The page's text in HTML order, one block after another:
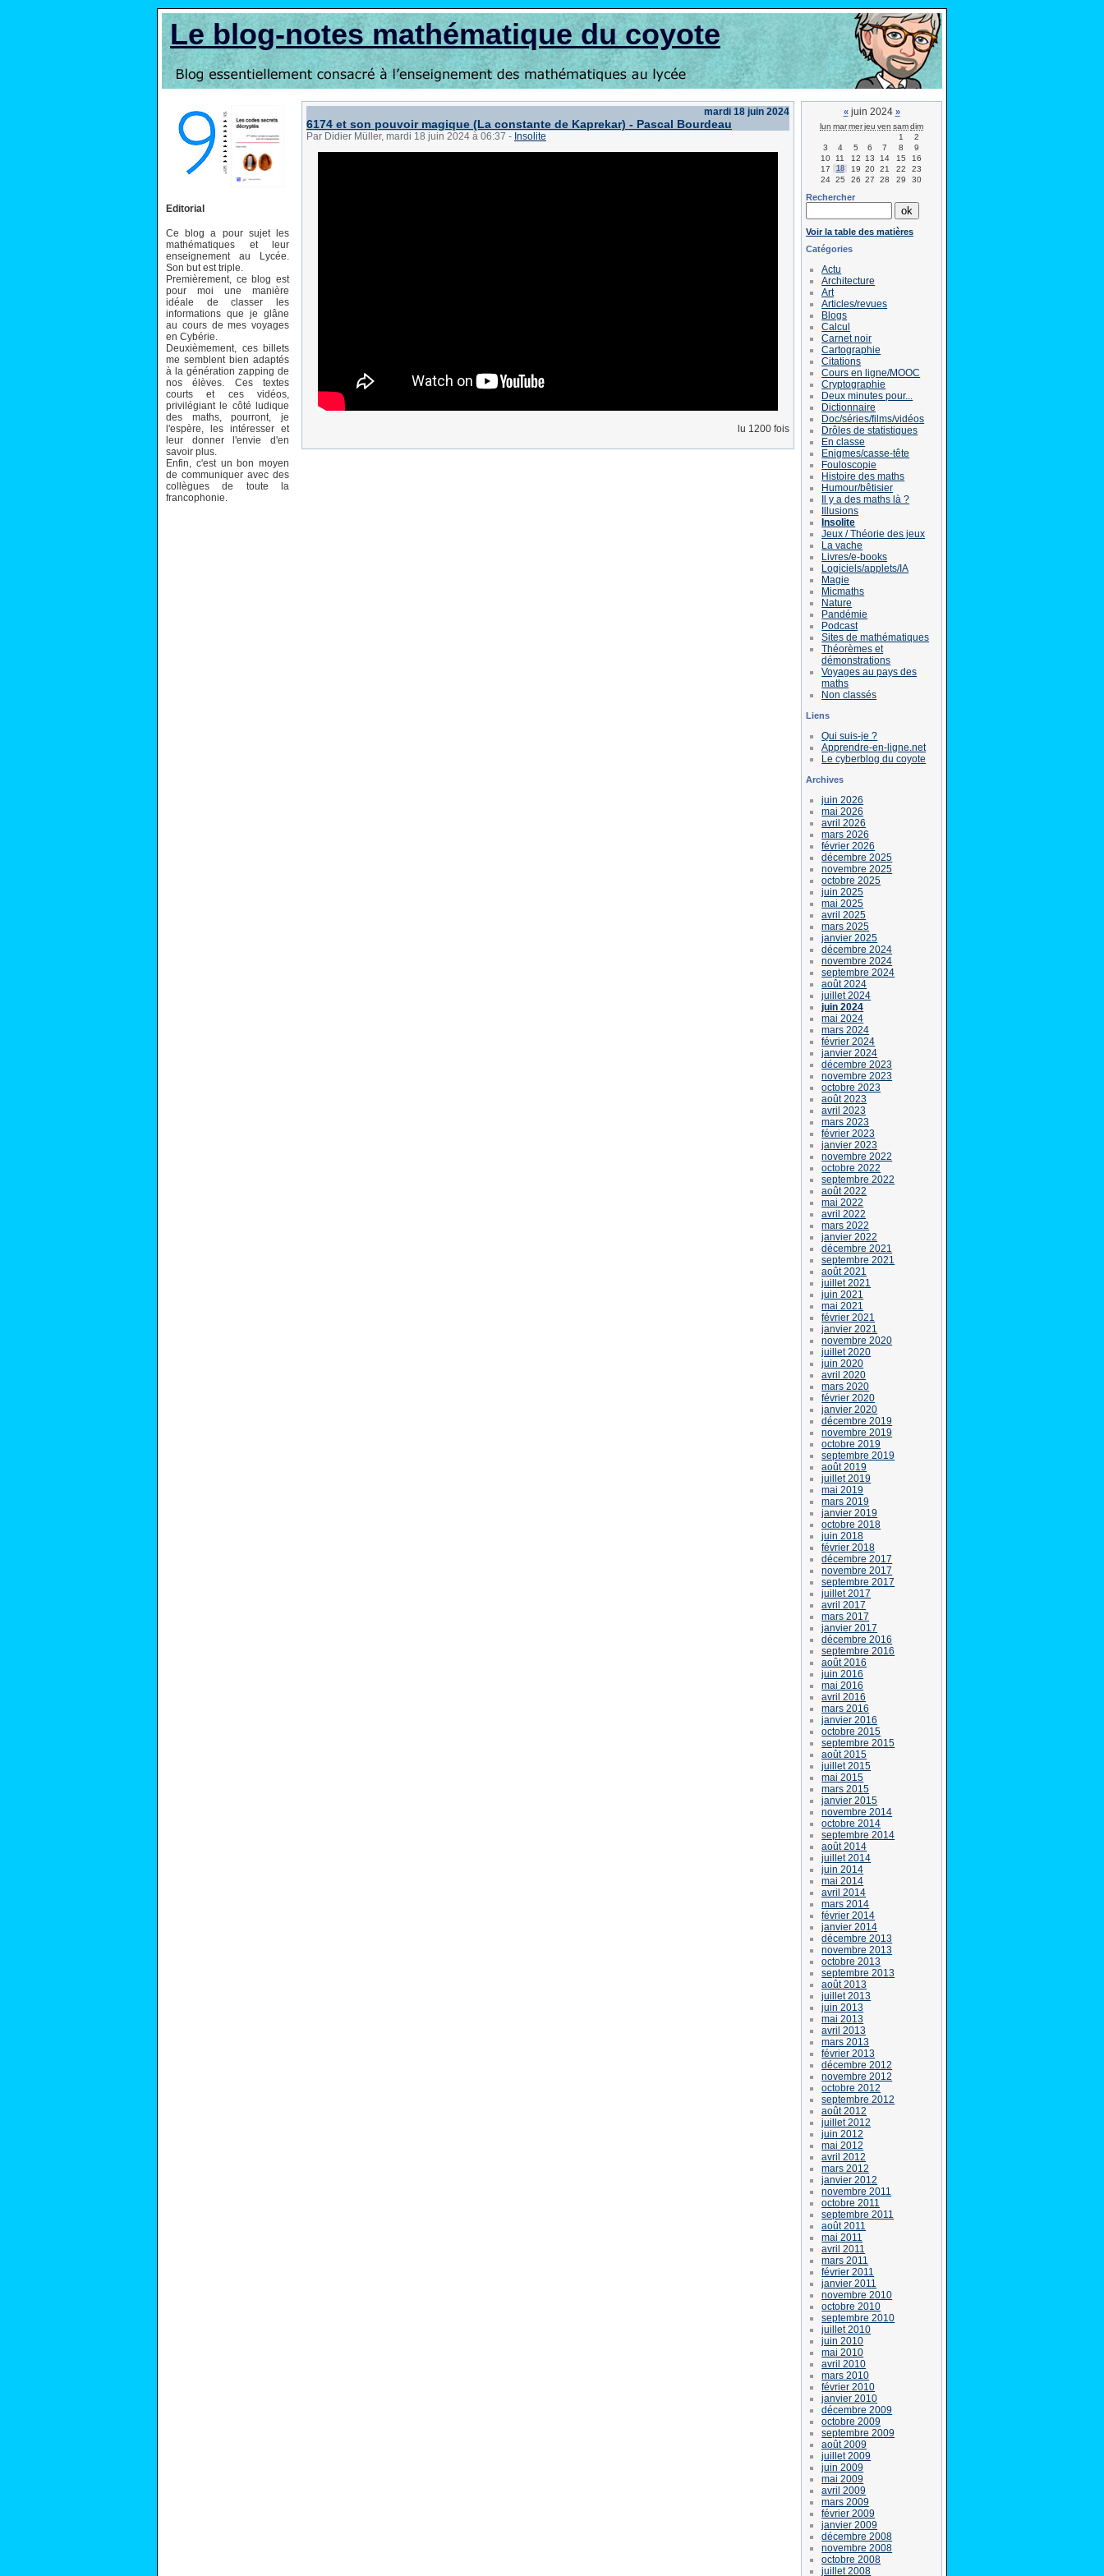
Le blog-notes mathématique du coyote
Editorial
Ce blog a pour sujet les
mathématiques et leur
enseignement au Lycée.
Son but est triple.
Premièrement, ce blog est
pour moi une manière
idéale de classer les
informations que je glâne
au cours de mes voyages
en Cybérie.
Deuxièmement, ces billets
me semblent bien adaptés
à la génération zapping de
nos élèves. Ces textes
courts et ces vidéos,
privilégiant le côté ludique
des maths, pourront, je
l'espère, les intéresser et
leur donner l'envie d'en
savoir plus.
Enfin, c'est un bon moyen
de communiquer avec des
collègues de toute la
francophonie.
mardi 18 juin 2024
6174 et son pouvoir magique (La constante de Kaprekar) - Pascal Bourdeau
Par Didier Müller, mardi 18 juin 2024 à 06:37 - Insolite
lu 1200 fois
«juin 2024 »
lun marmerjeu ven samdim
1
2
3
4 5 6 7 8
9
10
11 12 13 14 15
16
17
18 19 20 21 22
23
24 25 26 27 28 29 30
Rechercher
Voir la table des matières
Catégories
Actu
Architecture
Art
Articles/revues
Blogs
Calcul
Carnet noir
Cartographie
Citations
Cours en ligne/MOOC
Cryptographie
Deux minutes pour...
Dictionnaire
Doc/séries/films/vidéos
Drôles de statistiques
En classe
Enigmes/casse-tête
Fouloscopie
Histoire des maths
Humour/bêtisier
Il y a des maths là ?
Illusions
Insolite
Jeux / Théorie des jeux
La vache
Livres/e-books
Logiciels/applets/IA
Magie
Micmaths
Nature
Pandémie
Podcast
Sites de mathématiques
Théorèmes et
démonstrations
Voyages au pays des
maths
Non classés
Liens
Qui suis-je ?
Apprendre-en-ligne.net
Le cyberblog du coyote
Archives
juin 2026
mai 2026
avril 2026
mars 2026
février 2026
décembre 2025
novembre 2025
octobre 2025
juin 2025
mai 2025
avril 2025
mars 2025
janvier 2025
décembre 2024
novembre 2024
septembre 2024
août 2024
juillet 2024
juin 2024
mai 2024
mars 2024
février 2024
janvier 2024
décembre 2023
novembre 2023
octobre 2023
août 2023
avril 2023
mars 2023
février 2023
janvier 2023
novembre 2022
octobre 2022
septembre 2022
août 2022
mai 2022
avril 2022
mars 2022
janvier 2022
décembre 2021
septembre 2021
août 2021
juillet 2021
juin 2021
mai 2021
février 2021
janvier 2021
novembre 2020
juillet 2020
juin 2020
avril 2020
mars 2020
février 2020
janvier 2020
décembre 2019
novembre 2019
octobre 2019
septembre 2019
août 2019
juillet 2019
mai 2019
mars 2019
janvier 2019
octobre 2018
juin 2018
février 2018
décembre 2017
novembre 2017
septembre 2017
juillet 2017
avril 2017
mars 2017
janvier 2017
décembre 2016
septembre 2016
août 2016
juin 2016
mai 2016
avril 2016
mars 2016
janvier 2016
octobre 2015
septembre 2015
août 2015
juillet 2015
mai 2015
mars 2015
janvier 2015
novembre 2014
octobre 2014
septembre 2014
août 2014
juillet 2014
juin 2014
mai 2014
avril 2014
mars 2014
février 2014
janvier 2014
décembre 2013
novembre 2013
octobre 2013
septembre 2013
août 2013
juillet 2013
juin 2013
mai 2013
avril 2013
mars 2013
février 2013
décembre 2012
novembre 2012
octobre 2012
septembre 2012
août 2012
juillet 2012
juin 2012
mai 2012
avril 2012
mars 2012
janvier 2012
novembre 2011
octobre 2011
septembre 2011
août 2011
mai 2011
avril 2011
mars 2011
février 2011
janvier 2011
novembre 2010
octobre 2010
septembre 2010
juillet 2010
juin 2010
mai 2010
avril 2010
mars 2010
février 2010
janvier 2010
décembre 2009
octobre 2009
septembre 2009
août 2009
juillet 2009
juin 2009
mai 2009
avril 2009
mars 2009
février 2009
janvier 2009
décembre 2008
novembre 2008
octobre 2008
juillet 2008